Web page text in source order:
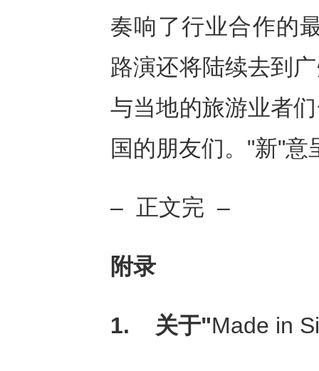
奏响了行业合作的
路演还将陆续去到
与当地的旅游业者
国的朋友们。"新"
– 正文完 –
附录
1. 关于"Made in